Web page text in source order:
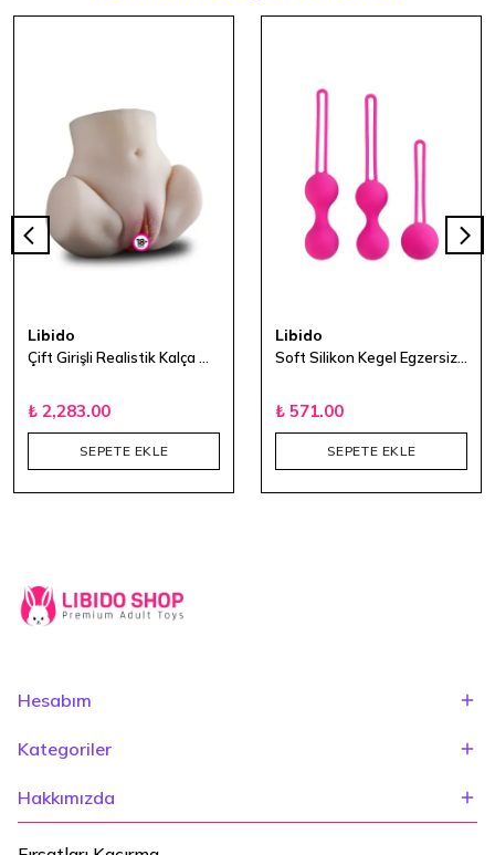
Libido
₺ 2,283.00
SEPETE EKLE
Libido
₺ 571.00
SEPETE EKLE
Hesabım
Kategoriler
Hakkımızda